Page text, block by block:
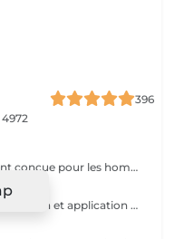
396
Une manucure soignée spécialement conçue pour les hommes. Nettoyage des cuticules, limage des ongles, hydratation des mains, et finition naturelle. Idéal pour une apparence propre et professionnelle.
limage, traitement des cuticules, hydratation et application d'un vernis transparent ou coloré classique. Parfait pour un entretien régulier.